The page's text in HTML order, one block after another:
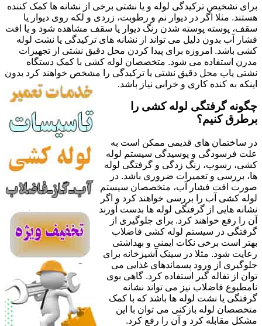
برای تشخیص ترکیدگی لوله و یا نشتی برخی از نشانه ها کمک کننده
هستند. مثلا اگر در دیوار نم و رطوبت، زردی و لکه روی دیوار یا
سقف، پوسته پوسته شدن رنگ دیوار یا سقف مشاهده شود و یا افت
فشار آب بدون دلیل می تواند از نشانه های ترکیدگی یا نشت لوله
کشی باشد. امروزه برای پیدا کردن محل دقیق نشتی از تجهیزات
مدرن استفاده می شود. متخصصان لوله کشی با کمک دستگاه
نشتی یاب محل دقیق نشتی یا ترکیدگی را مشخص خواهند کرد بدون
اینکه به کنده کاری و خرابی نیاز باشد.
چگونه گرفتگی لوله کشی را
برطرق کنیم؟
در ساختمان های قدیمی ممکن است به
علت فرسودگی و پوسیدگی سیستم لوله
کشی، رسوب، زنگ زدگی و گرفتگی لوله
ها، بررسی و تعمیرات ضروری باشد. در
صورت افت فشار آب، متخصصان سیستم
لوله کشی آب را بررسی خواهند کرد و اگر
نشانه هایی از گرفتگی لوله ها بدست آورند
آن را رفع خواهند کرد. برای جلوگیری از
گرفتگی در سیستم لوله کشی فاضلاب
بهتر است برخی نکات ایمنی و بهداشتی
رعایت شود. مثلا در سینک آشپزخانه برای
جلوگیری از ورود پسماندهای غذایی می
توان از تفاله گیر استفاده کرد. گاهی بوی
نامطبوع فاضلاب نیز می تواند نشانه
گرفتگی یا نشت لوله ها باشد که با کمک
متخصصان لوله بازکنی می توان با این
مشکل مقابله کرد و آن را رفع کرد.